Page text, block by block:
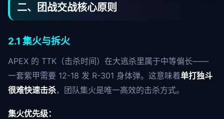
二、团战交战核心原则
2.1 集火与拆火
APEX 的 TTK（击杀时间）在大逃杀里属于中等偏长——
一套紫甲需要 12-18 发 R-301 身体弹。这意味着单打独斗
很难快速击杀，团队集火是唯一高效的击杀方式。
集火优先级：